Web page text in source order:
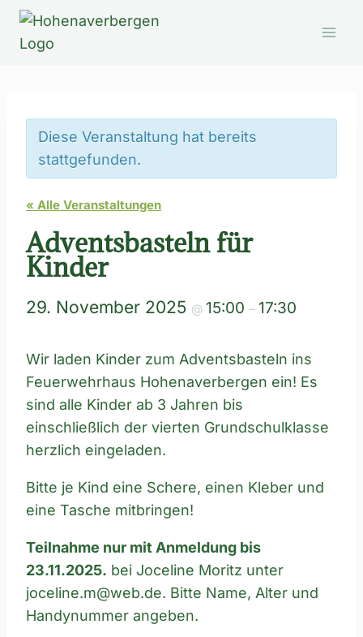
Zum
springen
Diese Veranstaltung hat bereits
stattgefunden.
« Alle Veranstaltungen
Adventsbasteln für
Kinder
29. November 2025 @ 15:00 – 17:30
Wir laden Kinder zum Adventsbasteln ins
Feuerwehrhaus Hohenaverbergen ein! Es
sind alle Kinder ab 3 Jahren bis
einschließlich der vierten Grundschulklasse
herzlich eingeladen.
Bitte je Kind eine Schere, einen Kleber und
eine Tasche mitbringen!
Teilnahme nur mit Anmeldung bis
23.11.2025. bei Joceline Moritz unter
joceline.m@web.de. Bitte Name, Alter und
Handynummer angeben.